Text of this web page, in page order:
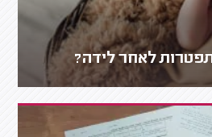
לאחר לידה?